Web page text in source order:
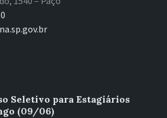
Seletivo para Estagiários
(09/06)